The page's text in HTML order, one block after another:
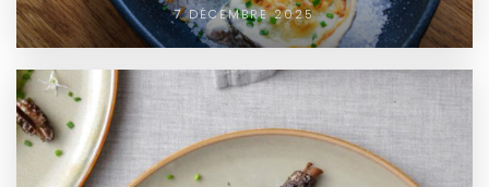
7 DÉCEMBRE 2025